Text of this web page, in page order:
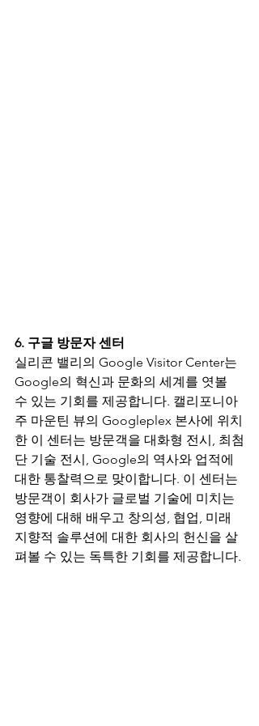
6. 구글 방문자 센터
실리콘 밸리의 Google Visitor Center는
Google의 혁신과 문화의 세계를 엿볼
수 있는 기회를 제공합니다. 캘리포니아
주 마운틴 뷰의 Googleplex 본사에 위치
한 이 센터는 방문객을 대화형 전시, 최첨
단 기술 전시, Google의 역사와 업적에
대한 통찰력으로 맞이합니다. 이 센터는
방문객이 회사가 글로벌 기술에 미치는
영향에 대해 배우고 창의성, 협업, 미래
지향적 솔루션에 대한 회사의 헌신을 살
펴볼 수 있는 독특한 기회를 제공합니다.